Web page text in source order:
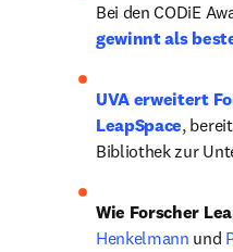
Bei den CODiE
gewinnt als
UVA erweitert
LeapSpace,
Bibliothek zur
Wie Forscher
Henkelmann und